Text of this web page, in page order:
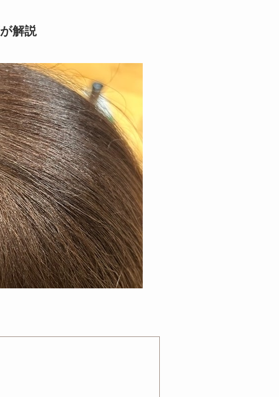
解説